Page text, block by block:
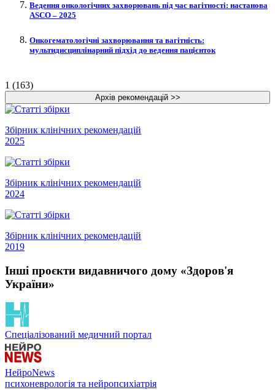
Ведення онкологічних захворювань під час вагітності: настанова
ASCO – 2025
Онкогематологічні захворювання та вагітність:
мультидисциплінарний підхід до ведення пацієнток
1 (163)
Збірник клінічних рекомендацій
2025
Збірник клінічних рекомендацій
2024
Збірник клінічних рекомендацій
2019
Інші проєкти видавничого дому «Здоров'я
України»
Спеціалізований медичний портал
НейроNews
психоневрологія та нейропсихіатрія